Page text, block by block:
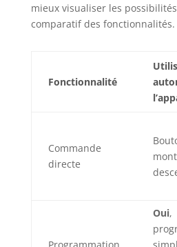
mieux visualiser les
comparatif des fonctionnalités.
Fonctionnalité
Commande
directe
Oui,